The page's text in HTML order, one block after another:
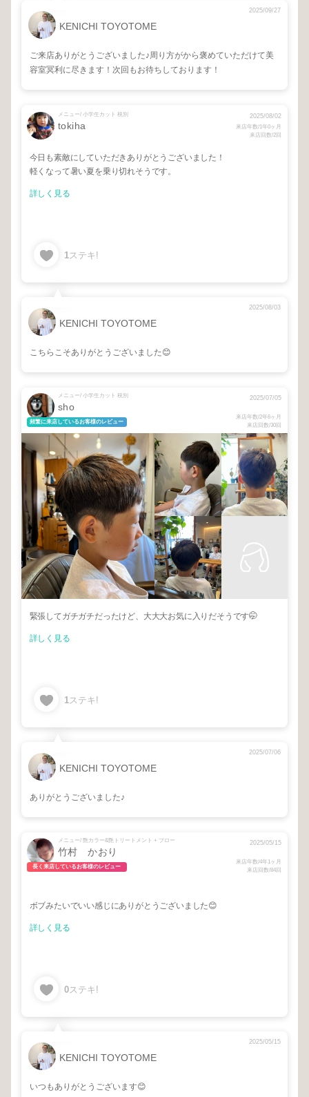
KENICHI TOYOTOME
2025/09/27
ご来店ありがとうございました♪周り方がから褒めていただけて美
容室冥利に尽きます！次回もお待ちしております！
メニュー/ 小学生カット 税別
tokiha
2025/08/02
来店年数/1年0ヶ月
来店回数/2回
今日も素敵にしていただきありがとうございました！
軽くなって暑い夏を乗り切れそうです。
詳しく見る
1ステキ!
KENICHI TOYOTOME
2025/08/03
こちらこそありがとうございました😊
メニュー/ 小学生カット 税別
sho
頻繁に来店しているお客様のレビュー
2025/07/05
来店年数/2年6ヶ月
来店回数/30回
緊張してガチガチだったけど、大大大お気に入りだそうです🤭
詳しく見る
1ステキ!
KENICHI TOYOTOME
2025/07/06
ありがとうございました♪
メニュー/ 艶カラー&艶トリートメント + ブロー
竹村 かおり
長く来店しているお客様のレビュー
2025/05/15
来店年数/4年1ヶ月
来店回数/84回
ボブみたいでいい感じにありがとうございました😊
詳しく見る
0ステキ!
KENICHI TOYOTOME
2025/05/15
いつもありがとうございます😊